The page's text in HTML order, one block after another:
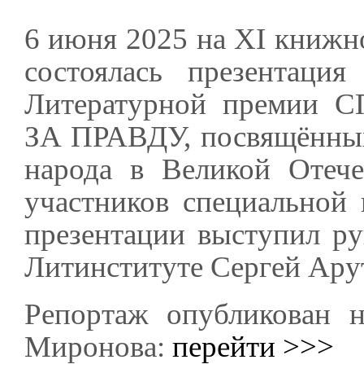
6 июня 2025 на XI
состоялась
Литературной
ЗА ПРАВДУ,
народа в Великой
участников
презентации выступил
Литинституте Сергей
Репортаж опубликован
Миронова: перейти >>>